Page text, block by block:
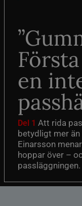
en
Del 1 Att rida
betydligt mer än
Einarsson
hoppar över –
passläggningen.